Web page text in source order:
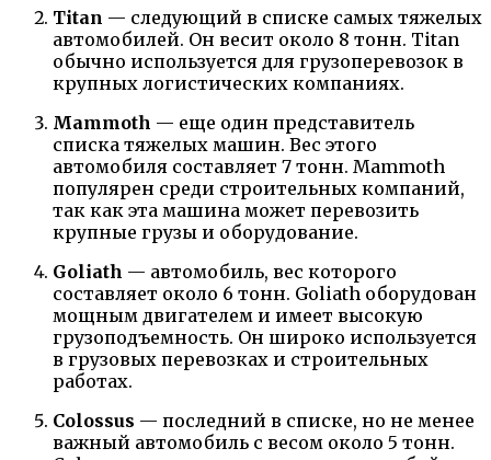
Titan — следующий в списке самых тяжелых
автомобилей. Он весит около 8 тонн. Titan
обычно используется для грузоперевозок в
крупных логистических компаниях.
Mammoth — еще один представитель
списка тяжелых машин. Вес этого
автомобиля составляет 7 тонн. Mammoth
популярен среди строительных компаний,
так как эта машина может перевозить
крупные грузы и оборудование.
Goliath — автомобиль, вес которого
составляет около 6 тонн. Goliath оборудован
мощным двигателем и имеет высокую
грузоподъемность. Он широко используется
в грузовых перевозках и строительных
работах.
Colossus — последний в списке, но не менее
важный автомобиль с весом около 5 тонн.